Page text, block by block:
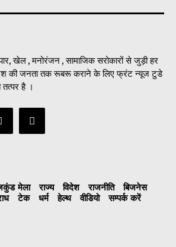
खेल , मनोरंजन , सामाजिक सरोकारों से जुड़ी हर
की जनता तक रूबरू कराने के लिए फ्रंट न्यूज टुडे
तत्पर है ।
मेला राज्‍य विदेश राजनीति
बिजनेस
टेक धर्म हेल्थ वीडियो सम्पर्क करें